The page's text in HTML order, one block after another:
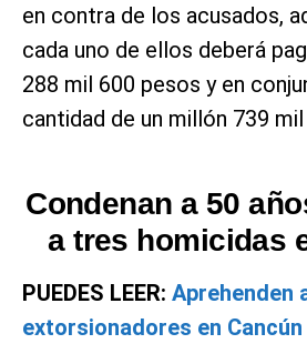
en contra de los acusados,
cada uno de ellos deberá
288 mil 600 pesos y en
cantidad de un millón 739
Condenan a 50
a tres homicidas
PUEDES LEER: Aprehenden
extorsionadores en Cancún